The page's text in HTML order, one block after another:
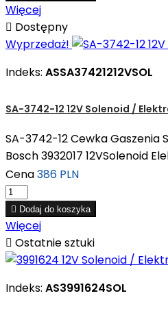
Więcej
 Dostępny
Wyprzedaż!
Indeks: ASSA37421212VSOL
SA-3742-12 12V Solenoid /
SA-3742-12 Cewka Gaszenia
Bosch 3932017 12VSolenoid
Cena386 PLN
 Dodaj do koszyka
Więcej
 Ostatnie sztuki
Indeks: AS3991624SOL